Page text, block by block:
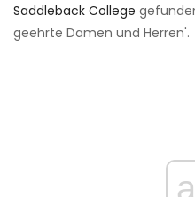
Saddleback College
geehrte Damen und Herren'.